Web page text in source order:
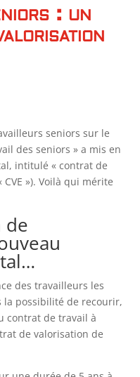
: un
seniors sur le
des seniors » a mis en
intitulé « contrat de
»). Voilà qui mérite
de
des travailleurs les
la possibilité de recourir,
contrat de travail à
de valorisation de